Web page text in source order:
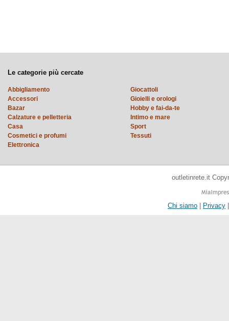
Le categorie più cercate
Abbigliamento
Accessori
Bazar
Calzature e pelletteria
Casa
Cosmetici e profumi
Elettronica
Giocattoli
Gioielli e orologi
Hobby e fai-da-te
Intimo e mare
Sport
Tessuti
outletinrete.it
Chi siamo | Privacy